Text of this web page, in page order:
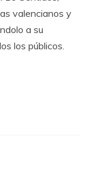
valencianos y
a su
los públicos.